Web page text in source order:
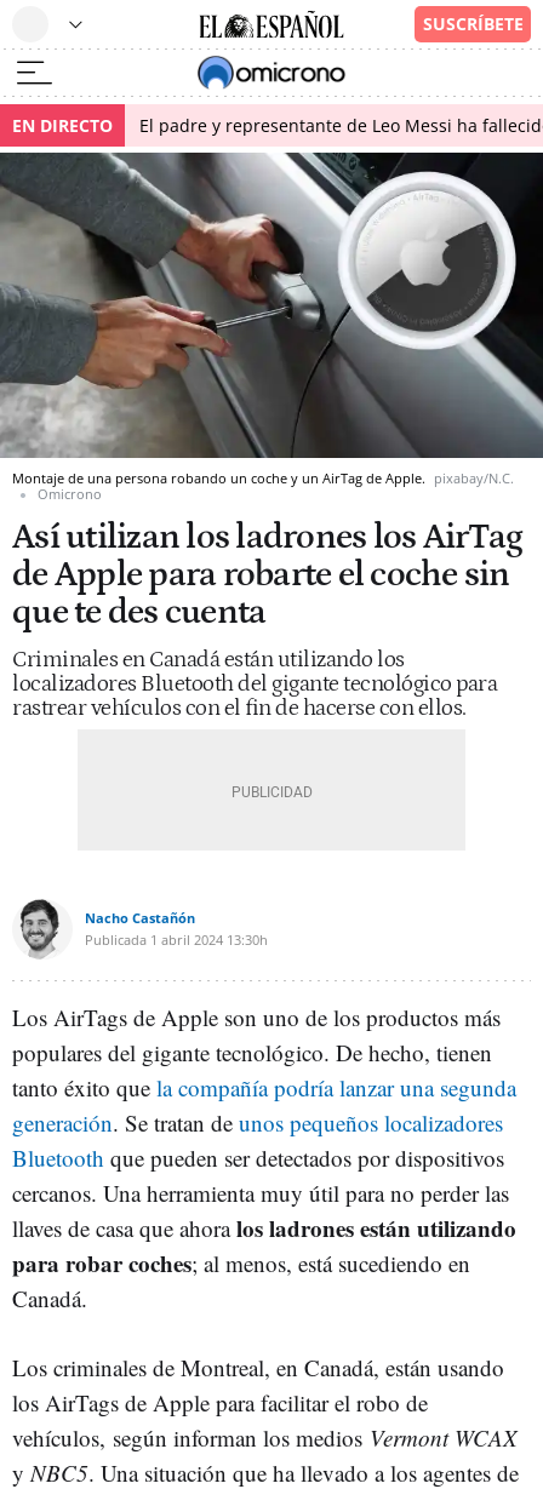
EN DIRECTO El padre y representante de Leo Messi ha
Montaje de una persona robando un coche y un AirTag de Apple. pixabay/N.C.
Omicrono
Así utilizan los ladrones los AirTag
de Apple para robarte el coche sin
que te des cuenta
Criminales en Canadá están utilizando los
localizadores Bluetooth del gigante tecnológico para
rastrear vehículos con el fin de hacerse con ellos.
Nacho Castañón
Publicada 1 abril 2024 13:30h
Los AirTags de Apple son uno de los productos más
populares del gigante tecnológico. De hecho, tienen
tanto éxito que la compañía podría lanzar una segunda
generación. Se tratan de unos pequeños localizadores
Bluetooth que pueden ser detectados por dispositivos
cercanos. Una herramienta muy útil para no perder las
llaves de casa que ahoralos ladrones están utilizando
para robar coches; al menos, está sucediendo en
Canadá.
Los criminales de Montreal, en Canadá, están usando
los AirTags de Apple para facilitar el robo de
vehículos, según informan los medios Vermont WCAX
yNBC5. Una situación que ha llevado a los agentes de